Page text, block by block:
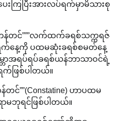
ကြပြီးအားလပ်ရက်မှာမိသားစု
တန်တင်”””လက်ထက်ခရစ်သက္ကရဇ်
က်နေ့ကို ပထမဆုံးခရစ်စမတ်နေ့
ာအရပ်ရပ်ခရစ်ယန်ဘာသာဝင်ရဲ့
က်ဖြစ်ပါတယ်။
င်””(Constatine) ဟာပထမ
မဘုရင်ဖြစ်ပါတယ်။